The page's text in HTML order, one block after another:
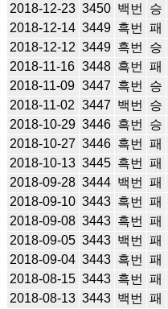
2018-12-23 3450 백번 승
2018-12-14 3449 흑번 패
2018-12-12 3449 흑번 승
2018-11-16 3448 흑번 패
2018-11-09 3447 흑번 승
2018-11-02 3447 백번 승
2018-10-29 3446 흑번 승
2018-10-27 3446 흑번 패
2018-10-13 3445 흑번 패
2018-09-28 3444 백번 패
2018-09-10 3443 흑번 패
2018-09-08 3443 흑번 패
2018-09-05 3443 백번 패
2018-09-04 3443 흑번 패
2018-08-15 3443 흑번 패
2018-08-13 3443 백번 패